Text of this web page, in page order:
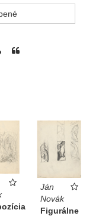
Ján
Novák
Figurálne